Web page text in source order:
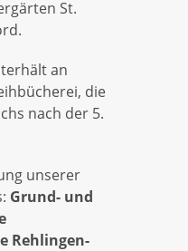
St.
an
die
nach der 5.
unserer
Grund- und
Rehlingen-